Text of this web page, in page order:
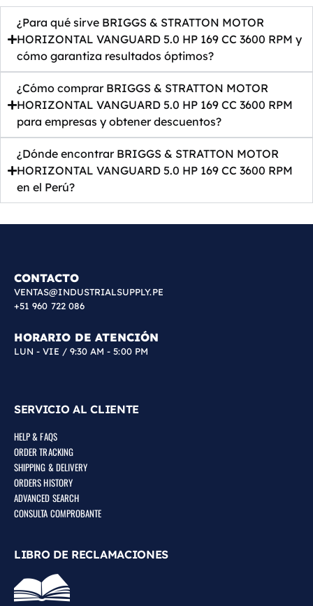
¿Para qué sirve BRIGGS & STRATTON MOTOR
HORIZONTAL VANGUARD 5.0 HP 169 CC 3600 RPM y
cómo garantiza resultados óptimos?
¿Cómo comprar BRIGGS & STRATTON MOTOR
HORIZONTAL VANGUARD 5.0 HP 169 CC 3600 RPM
para empresas y obtener descuentos?
¿Dónde encontrar BRIGGS & STRATTON MOTOR
HORIZONTAL VANGUARD 5.0 HP 169 CC 3600 RPM
en el Perú?
CONTACTO
VENTAS@INDUSTRIALSUPPLY.PE
+51 960 722 086
HORARIO DE ATENCIÓN
LUN - VIE / 9:30 AM - 5:00 PM
SERVICIO AL CLIENTE
HELP & FAQS
ORDER TRACKING
SHIPPING & DELIVERY
ORDERS HISTORY
ADVANCED SEARCH
CONSULTA COMPROBANTE
LIBRO DE RECLAMACIONES